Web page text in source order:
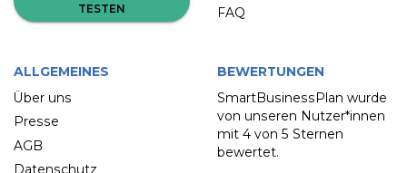
TESTEN
FAQ
ALLGEMEINES
Über uns
Presse
AGB
Datenschutz
BEWERTUNGEN
SmartBusinessPlan wurde
von unseren Nutzer*innen
mit 4 von 5 Sternen
bewertet.